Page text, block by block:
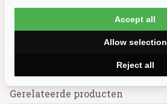
Gerelateerde producten
Reject all
Allow selection
Accept all